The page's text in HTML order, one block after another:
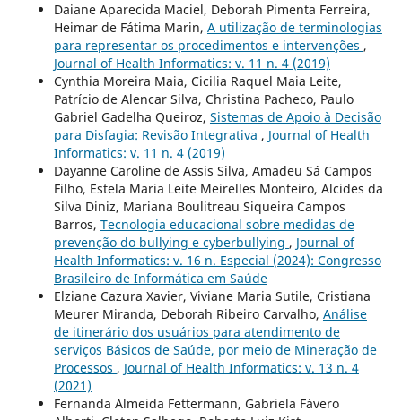
Daiane Aparecida Maciel, Deborah Pimenta Ferreira,
Heimar de Fátima Marin, A utilização de terminologias
para representar os procedimentos e intervenções ,
Journal of Health Informatics: v. 11 n. 4 (2019)
Cynthia Moreira Maia, Cicilia Raquel Maia Leite,
Patrício de Alencar Silva, Christina Pacheco, Paulo
Gabriel Gadelha Queiroz, Sistemas de Apoio à Decisão
para Disfagia: Revisão Integrativa , Journal of Health
Informatics: v. 11 n. 4 (2019)
Dayanne Caroline de Assis Silva, Amadeu Sá Campos
Filho, Estela Maria Leite Meirelles Monteiro, Alcides da
Silva Diniz, Mariana Boulitreau Siqueira Campos
Barros, Tecnologia educacional sobre medidas de
prevenção do bullying e cyberbullying , Journal of
Health Informatics: v. 16 n. Especial (2024): Congresso
Brasileiro de Informática em Saúde
Elziane Cazura Xavier, Viviane Maria Sutile, Cristiana
Meurer Miranda, Deborah Ribeiro Carvalho, Análise
de itinerário dos usuários para atendimento de
serviços Básicos de Saúde, por meio de Mineração de
Processos , Journal of Health Informatics: v. 13 n. 4
(2021)
Fernanda Almeida Fettermann, Gabriela Fávero